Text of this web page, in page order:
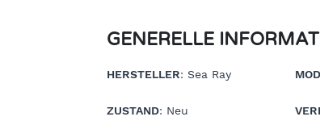
GENERELLE
HERSTELLER: Sea Ray
ZUSTAND: Neu